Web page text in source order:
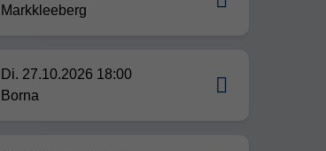
Markkleeberg
Di. 27.10.2026 18:00
Borna